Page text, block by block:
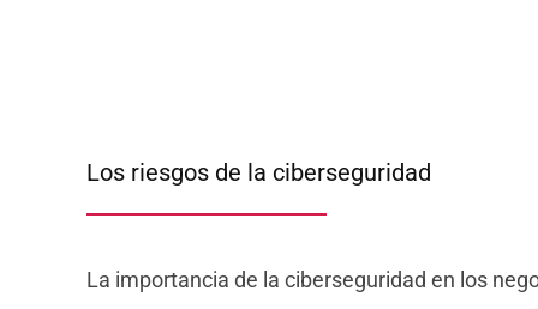
Los riesgos de la ciberseguridad
La importancia de la ciberseguridad en los